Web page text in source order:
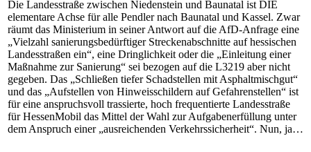
Die Landesstraße zwischen Niedenstein und Baunatal ist DIE
elementare Achse für alle Pendler nach Baunatal und Kassel. Zwar
räumt das Ministerium in seiner Antwort auf die AfD-Anfrage eine
„Vielzahl sanierungsbedürftiger Streckenabschnitte auf hessischen
Landesstraßen ein“, eine Dringlichkeit oder die „Einleitung einer
Maßnahme zur Sanierung“ sei bezogen auf die L3219 aber nicht
gegeben. Das „Schließen tiefer Schadstellen mit Asphaltmischgut“
und das „Aufstellen von Hinweisschildern auf Gefahrenstellen“ ist
für eine anspruchsvoll trassierte, hoch frequentierte Landesstraße
für HessenMobil das Mittel der Wahl zur Aufgabenerfüllung unter
dem Anspruch einer „ausreichenden Verkehrssicherheit“. Nun, ja…